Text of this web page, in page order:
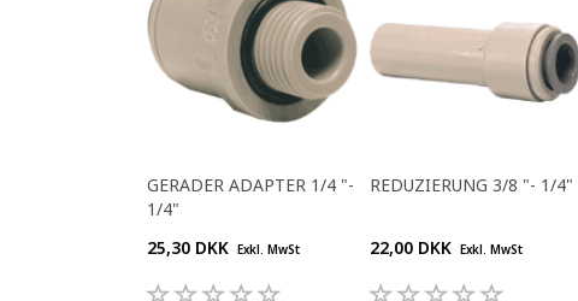
GERADER ADAPTER 1/4 "-
1/4"
25,30 DKK Exkl. MwSt
REDUZIERUNG 3/8 "- 1/4"
22,00 DKK Exkl. MwSt